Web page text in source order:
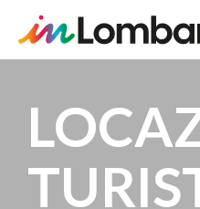
contenuto
principale